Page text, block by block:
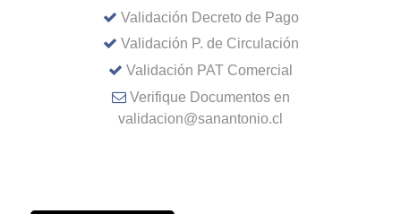
Validación Decreto de Pago
Validación P. de Circulación
Validación PAT Comercial
Verifique Documentos en
validacion@sanantonio.cl